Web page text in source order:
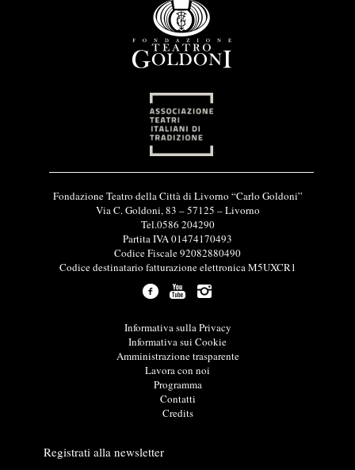
Fondazione Teatro della Città di Livorno “Carlo Goldoni”
Via C. Goldoni, 83 – 57125 – Livorno
Tel.0586 204290
Partita IVA 01474170493
Codice Fiscale 92082880490
Codice destinatario fatturazione elettronica M5UXCR1
Informativa sulla Privacy
Informativa sui Cookie
Amministrazione trasparente
Lavora con noi
Programma
Contatti
Credits
Registrati alla newsletter